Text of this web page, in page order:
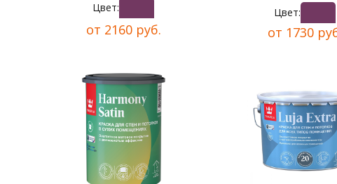
Цвет:
от 2160 руб.
Цвет:
от 1730